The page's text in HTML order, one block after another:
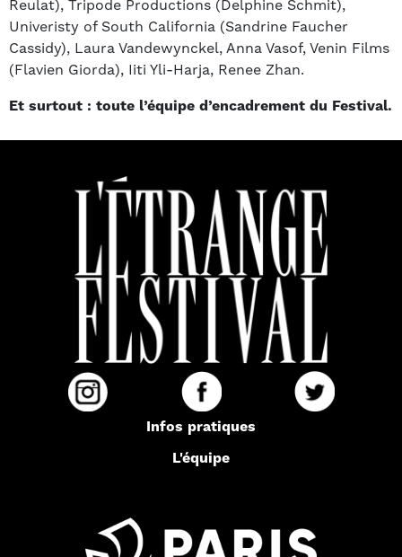
Reulat), Tripode Productions (Delphine Schmit),
Univeristy of South California (Sandrine Faucher
Cassidy), Laura Vandewynckel, Anna Vasof, Venin Films
(Flavien Giorda), Iiti Yli-Harja, Renee Zhan.
Et surtout : toute l’équipe d’encadrement du Festival.
Infos pratiques
L'équipe